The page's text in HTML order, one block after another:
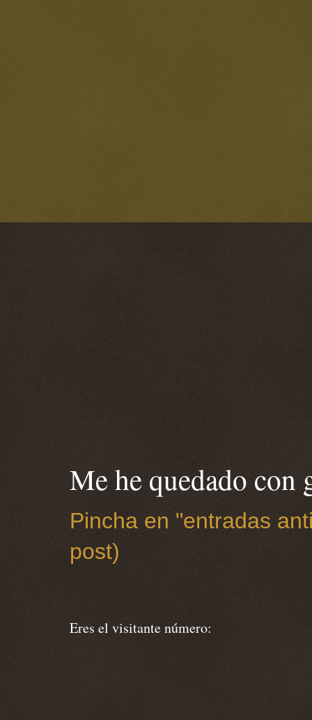
Me he quedado con
Pincha en "entradas
post)
Eres el visitante número: